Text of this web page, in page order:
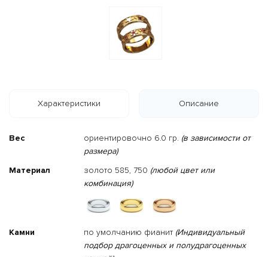
Характеристики Описание
Вес ориентировочно 6.0 гр. (в зависимости от
размера)
Материал
золото 585, 750 (любой цвет или
комбинация)
Камни по умолчанию фианит (Индивидуальный
подбор драгоценных и полудрагоценных